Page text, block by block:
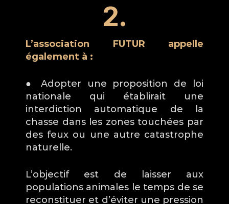
2.
L’association FUTUR appelle
également à :
● Adopter une proposition de loi
nationale qui établirait une
interdiction automatique de la
chasse dans les zones touchées par
des feux ou une autre catastrophe
naturelle.
L’objectif est de laisser aux
populations animales le temps de se
reconstituer et d’éviter une pression